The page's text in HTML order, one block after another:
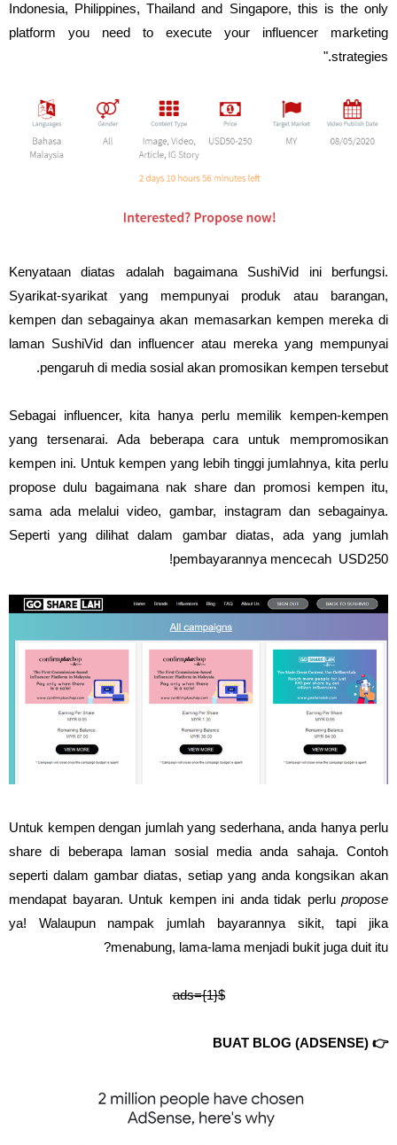
Indonesia, Philippines, Thailand and Singapore, this is the only
platform you need to execute your influencer marketing
strategies."
Kenyataan diatas adalah bagaimana SushiVid ini berfungsi.
Syarikat-syarikat yang mempunyai produk atau barangan,
kempen dan sebagainya akan memasarkan kempen mereka di
laman SushiVid dan influencer atau mereka yang mempunyai
pengaruh di media sosial akan promosikan kempen tersebut.
Sebagai influencer, kita hanya perlu memilik kempen-kempen
yang tersenarai. Ada beberapa cara untuk mempromosikan
kempen ini. Untuk kempen yang lebih tinggi jumlahnya, kita perlu
propose dulu bagaimana nak share dan promosi kempen itu,
sama ada melalui video, gambar, instagram dan sebagainya.
Seperti yang dilihat dalam gambar diatas, ada yang jumlah
pembayarannya mencecah USD250!
Untuk kempen dengan jumlah yang sederhana, anda hanya perlu
share di beberapa laman sosial media anda sahaja. Contoh
seperti dalam gambar diatas, setiap yang anda kongsikan akan
mendapat bayaran. Untuk kempen ini anda tidak perlu propose
ya! Walaupun nampak jumlah bayarannya sikit, tapi jika
menabung, lama-lama menjadi bukit juga duit itu?
$ads={1}
👉 BUAT BLOG (ADSENSE)